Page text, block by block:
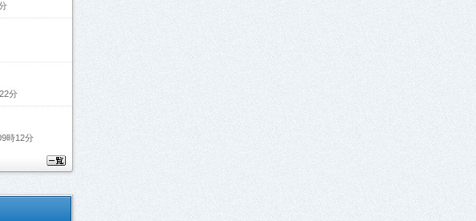
分
時12分